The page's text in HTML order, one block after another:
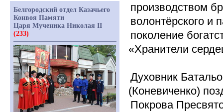
производством
волонтёрского и
поколение
«Хранители
Духовник
(Коневиченко)
Покрова
Белгородский отдел Казачьего
Конвоя Памяти
Царя Мученика Николая II
(233)